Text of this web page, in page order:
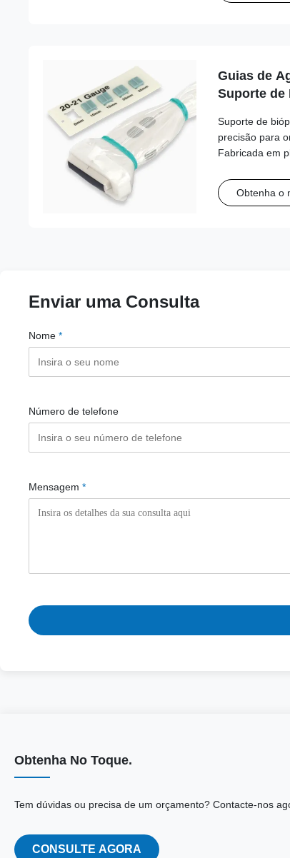
Guias de
Suporte de
Fujifilm/
Samsung,
Suporte de
precisão para
Fabricada em
transdutor e
agulha.
Obtenha o
Enviar uma Consulta
Nome *
Número de telefone
Mensagem *
Obtenha No Toque.
Tem dúvidas ou precisa de um orçamento? Contacte-nos
CONSULTE AGORA